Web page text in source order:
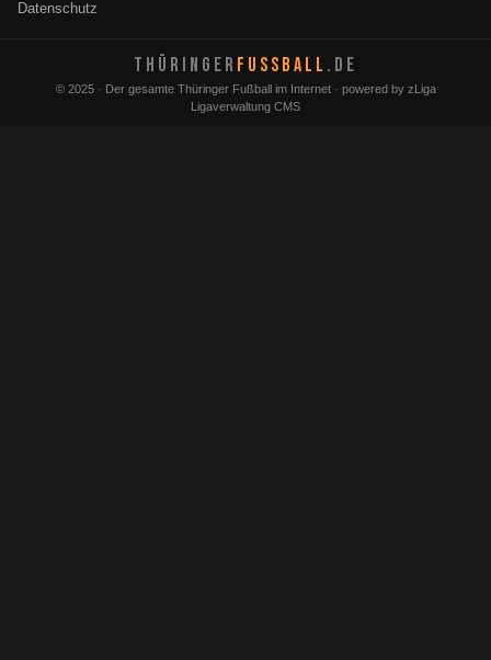
Datenschutz
THÜRINGER FUSSBALL .DE
© 2025 · Der gesamte Thüringer Fußball im Internet · powered by zLiga
Ligaverwaltung CMS